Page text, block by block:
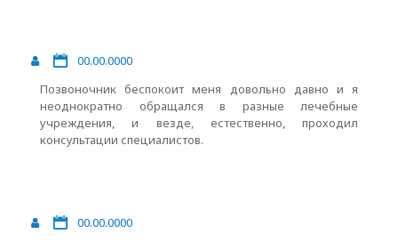
00.00.0000
Позвоночник беспокоит меня довольно давно и я
неоднократно обращался в разные лечебные
учреждения, и везде, естественно, проходил
консультации специалистов.
00.00.0000